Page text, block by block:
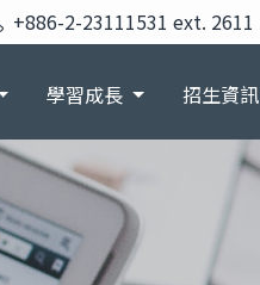
+886-2-23111531 ext. 2611
學習成長 招生資訊